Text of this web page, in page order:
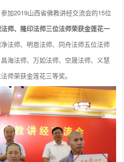
加2019山西省佛教讲经交流会的15位
师、隆印法师三位法师荣获金莲花一
法师、明恩法师、同舟法师五位法师
海法师、万如法师、空晟法师、义慧
师荣获金莲花三等奖。